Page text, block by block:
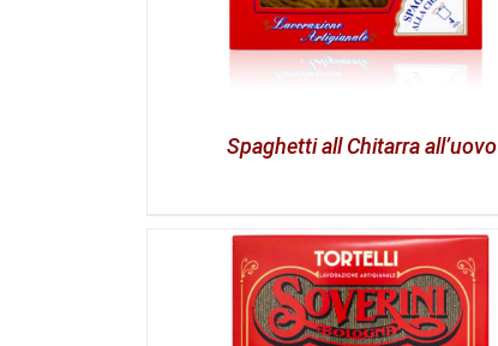
Spaghetti all Chitarra all’uovo